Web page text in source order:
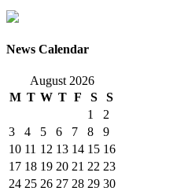
News Calendar
August 2026
M T W T F S
S
1
2
3
4 5 6 7 8
9
10 11 12 13 14 15 16
17 18 19 20 21 22 23
24 25 26 27 28 29 30